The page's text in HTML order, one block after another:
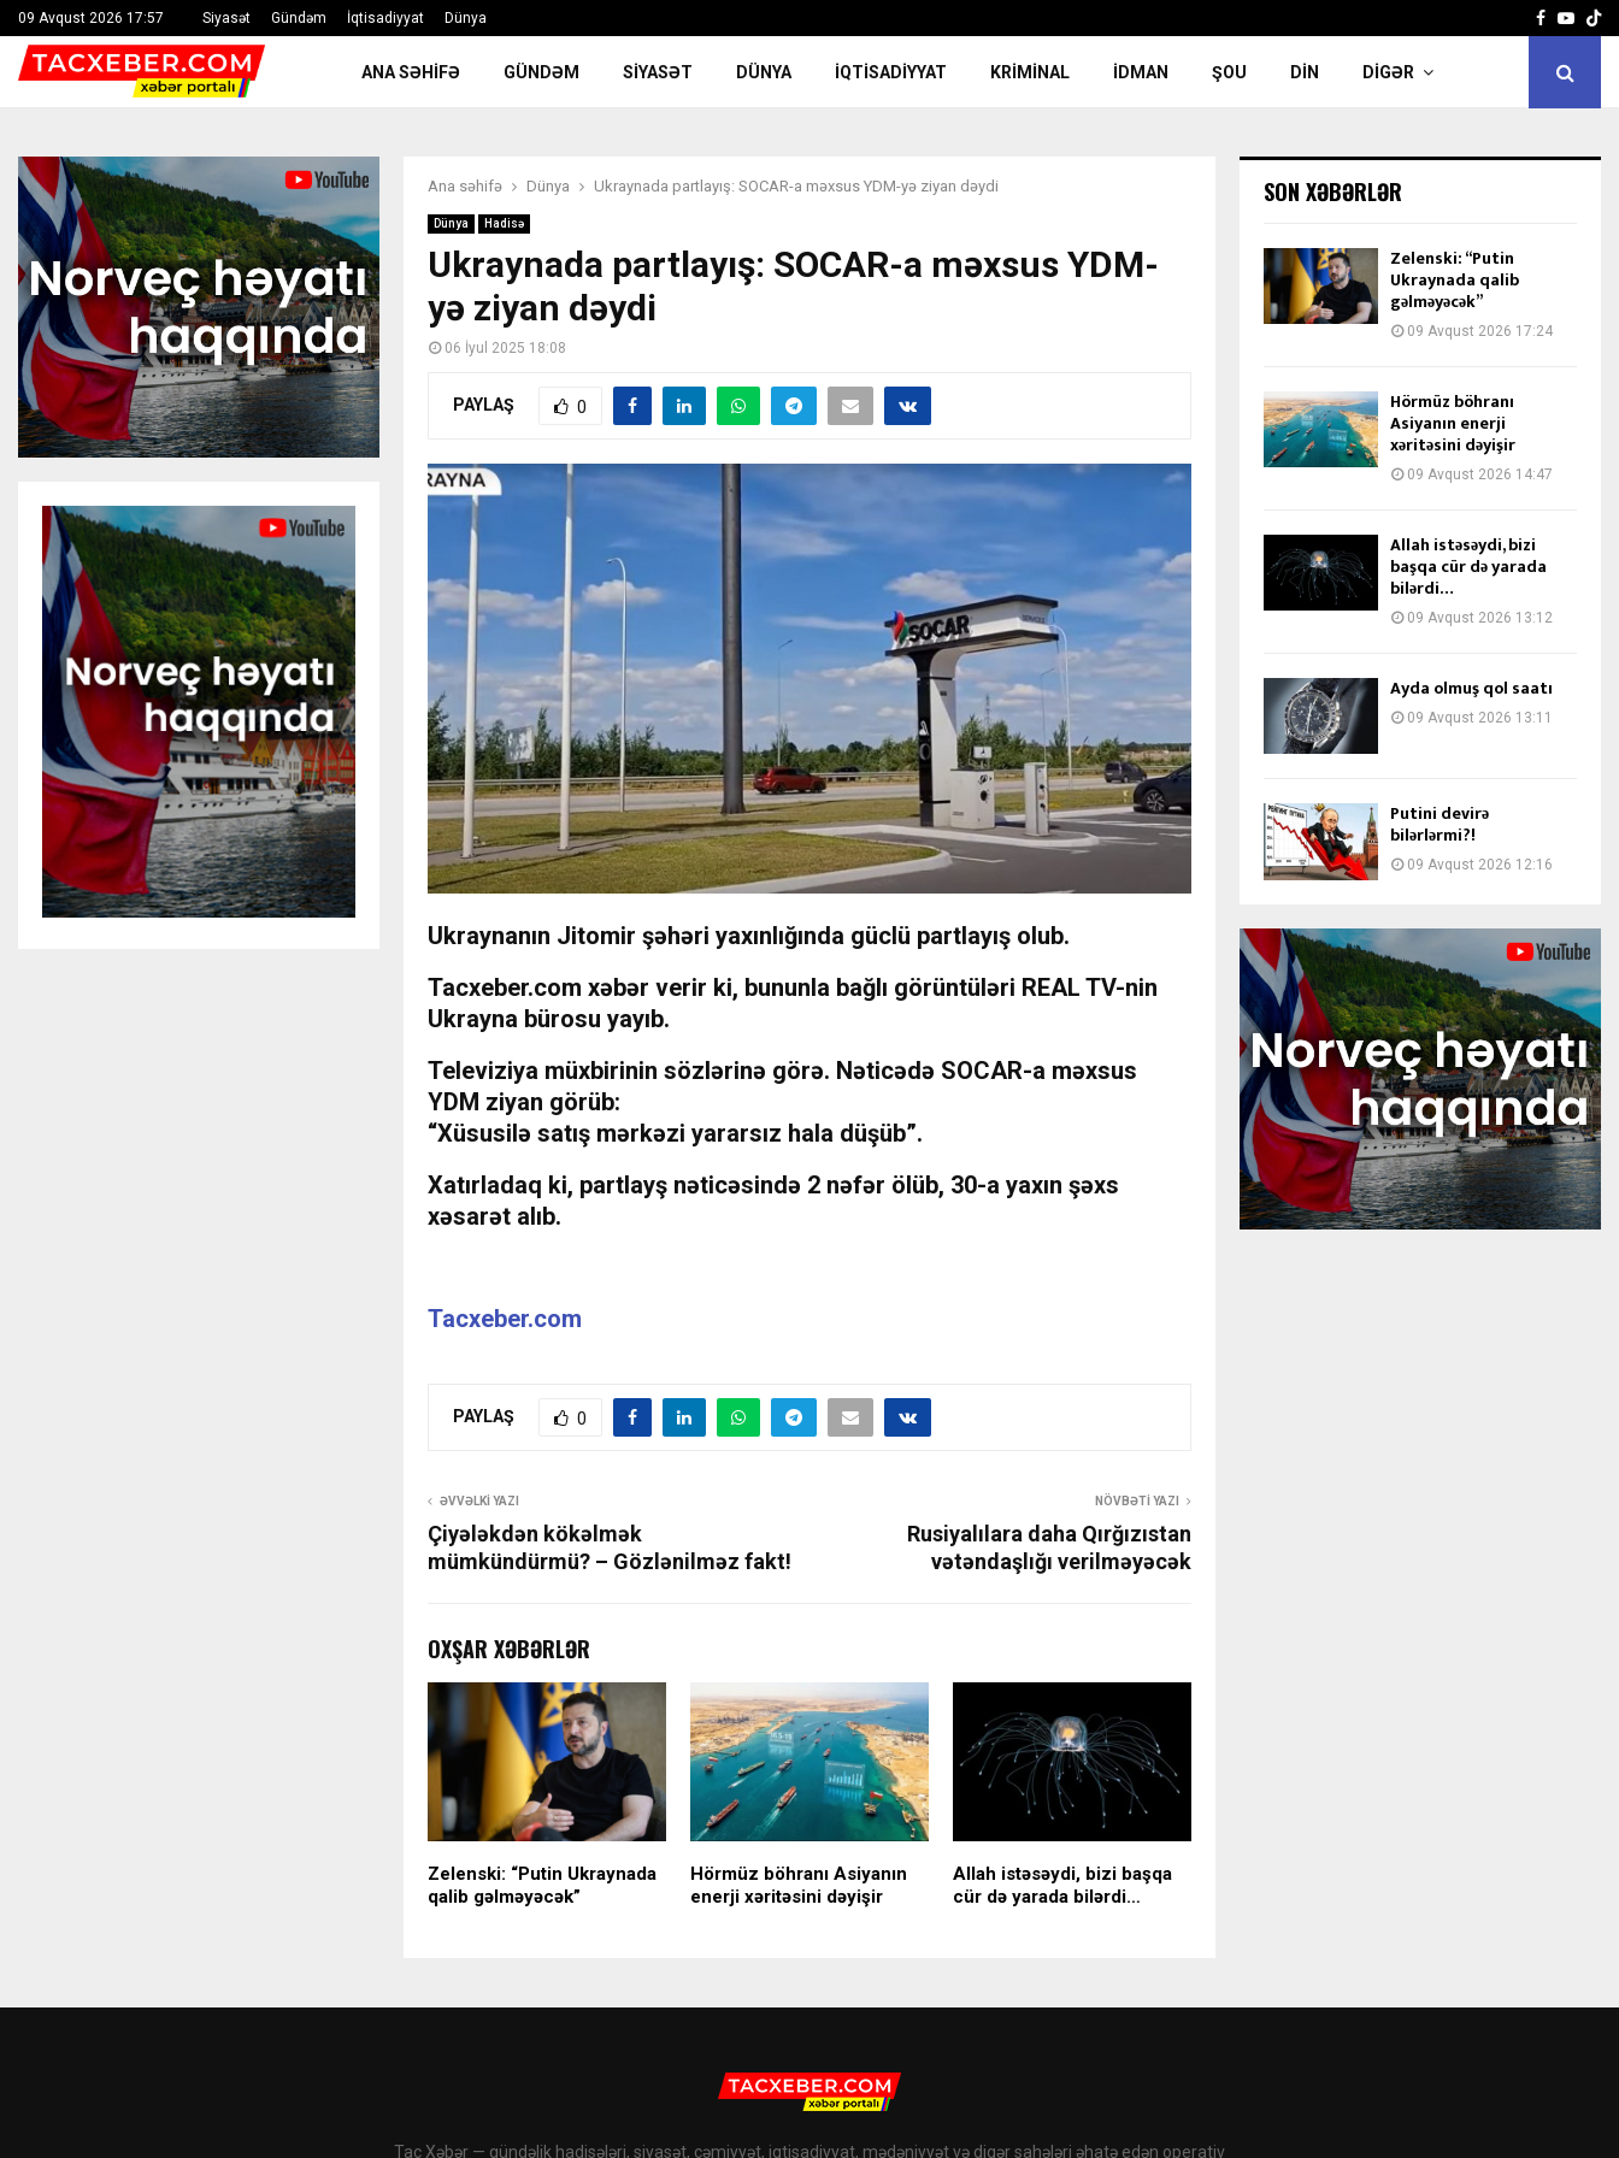
09 Avqust 2026 17:57 Siyasət Gündəm İqtisadiyyat Dünya Facebook
ANA SƏHIFƏ GÜNDƏM SIYASƏT DÜNYA İQTISADIYYAT KRIMINAL İDMAN ŞOU DIN DIGƏR
Ana səhifə Dünya Ukraynada partlayış: SOCAR-a məxsus YDM-yə ziyan dəydi
Dünya Hadisə
Ukraynada partlayış: SOCAR-a məxsus YDM-
yə ziyan dəydi
06 İyul 2025 18:08
PAYLAŞ 0
Ukraynanın Jitomir şəhəri yaxınlığında güclü partlayış olub.
Tacxeber.com xəbər verir ki, bununla bağlı görüntüləri REAL TV-nin
Ukrayna bürosu yayıb.
Televiziya müxbirinin sözlərinə görə. Nəticədə SOCAR-a məxsus
YDM ziyan görüb:
“Xüsusilə satış mərkəzi yararsız hala düşüb”.
Xatırladaq ki, partlayş nəticəsində 2 nəfər ölüb, 30-a yaxın şəxs
xəsarət alıb.
Tacxeber.com
PAYLAŞ 0
ƏVVƏLKI YAZI
Çiyələkdən kökəlmək
mümkündürmü? – Gözlənilməz fakt!
NÖVBƏTI YAZI
Rusiyalılara daha Qırğızıstan
vətəndaşlığı verilməyəcək
OXŞAR XƏBƏRLƏR
Zelenski: “Putin Ukraynada
qalib gəlməyəcək”
Hörmüz böhranı Asiyanın
enerji xəritəsini dəyişir
Allah istəsəydi, bizi başqa
cür də yarada bilərdi…
SON XƏBƏRLƏR
Zelenski: “Putin
Ukraynada qalib
gəlməyəcək”
09 Avqust 2026 17:24
Hörmüz böhranı
Asiyanın enerji
xəritəsini dəyişir
09 Avqust 2026 14:47
Allah istəsəydi, bizi
başqa cür də yarada
bilərdi…
09 Avqust 2026 13:12
Ayda olmuş qol saatı
09 Avqust 2026 13:11
Putini devirə
bilərlərmi?!
09 Avqust 2026 12:16
Tac Xəbər — gündəlik hadisələri, siyasət, cəmiyyət, iqtisadiyyat, mədəniyyət və digər sahələri əhatə edən operativ